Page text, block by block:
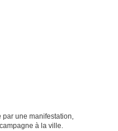
par une manifestation,
à la ville.